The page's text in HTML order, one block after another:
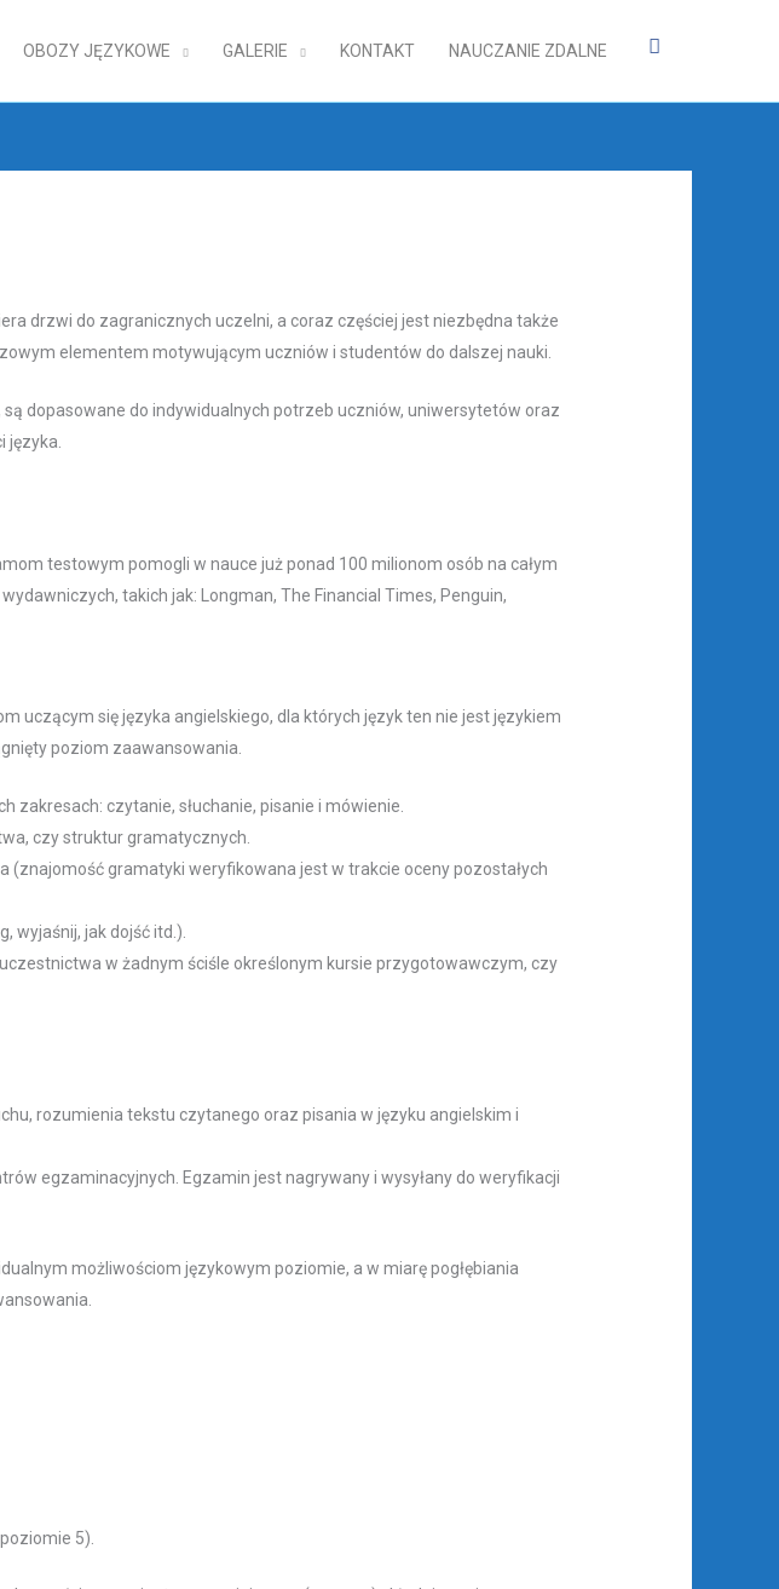
OBOZY JĘZYKOWE GALERIE KONTAKT NAUCZANIE ZDALNE
drzwi do zagranicznych uczelni, a coraz częściej jest niezbędna także
elementem motywującym uczniów i studentów do dalszej nauki.
dopasowane do indywidualnych potrzeb uczniów, uniwersytetów oraz
testowym pomogli w nauce już ponad 100 milionom osób na całym
takich jak: Longman, The Financial Times, Penguin,
uczącym się języka angielskiego, dla których język ten nie jest językiem
poziom zaawansowania.
zakresach: czytanie, słuchanie, pisanie i mówienie.
czy struktur gramatycznych.
gramatyki weryfikowana jest w trakcie oceny pozostałych
wyjaśnij, jak dojść itd.).
w żadnym ściśle określonym kursie przygotowawczym, czy
rozumienia tekstu czytanego oraz pisania w języku angielskim i
egzaminacyjnych. Egzamin jest nagrywany i wysyłany do weryfikacji
możliwościom językowym poziomie, a w miarę pogłębiania
5).